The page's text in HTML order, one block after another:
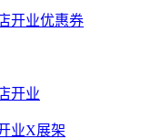
开业优惠券
业X展架